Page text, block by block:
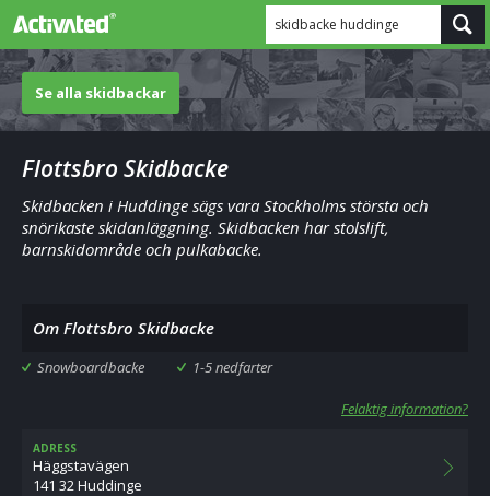
skidbacke huddinge
Se alla skidbackar
Flottsbro Skidbacke
Skidbacken i Huddinge sägs vara Stockholms största och
snörikaste skidanläggning. Skidbacken har stolslift,
barnskidområde och pulkabacke.
Om Flottsbro Skidbacke
Snowboardbacke 1-5 nedfarter
Felaktig information?
ADRESS
Häggstavägen
141 32 Huddinge